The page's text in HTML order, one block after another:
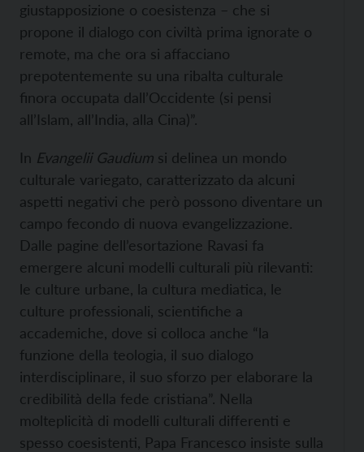
giustapposizione o coesistenza – che si
propone il dialogo con civiltà prima ignorate o
remote, ma che ora si affacciano
prepotentemente su una ribalta culturale
finora occupata dall’Occidente (si pensi
all’Islam, all’India, alla Cina)”.
In Evangelii Gaudium si delinea un mondo
culturale variegato, caratterizzato da alcuni
aspetti negativi che però possono diventare un
campo fecondo di nuova evangelizzazione.
Dalle pagine dell’esortazione Ravasi fa
emergere alcuni modelli culturali più rilevanti:
le culture urbane, la cultura mediatica, le
culture professionali, scientifiche a
accademiche, dove si colloca anche “la
funzione della teologia, il suo dialogo
interdisciplinare, il suo sforzo per elaborare la
credibilità della fede cristiana”. Nella
molteplicità di modelli culturali differenti e
spesso coesistenti, Papa Francesco insiste sulla